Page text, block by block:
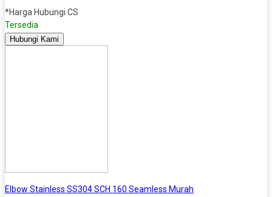
*Harga Hubungi CS
Tersedia
Hubungi Kami
Elbow Stainless SS304 SCH 160 Seamless Murah